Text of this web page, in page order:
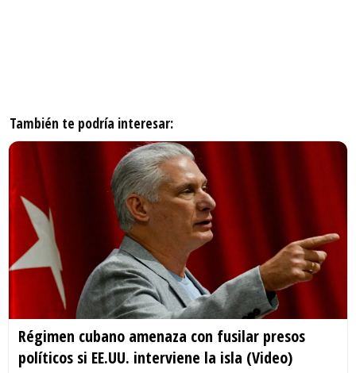
También te podría interesar:
Régimen cubano amenaza con fusilar presos
políticos si EE.UU. interviene la isla (Video)